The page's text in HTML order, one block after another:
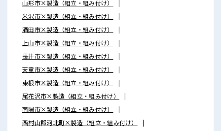
山形市×製造（組立・組み付け）
米沢市×製造（組立・組み付け）
酒田市×製造（組立・組み付け）
上山市×製造（組立・組み付け）
長井市×製造（組立・組み付け）
天童市×製造（組立・組み付け）
東根市×製造（組立・組み付け）
尾花沢市×製造（組立・組み付け）
南陽市×製造（組立・組み付け）
西村山郡河北町×製造（組立・組み付け）